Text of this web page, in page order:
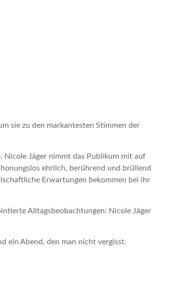
sie zu den markantesten Stimmen der
Nicole Jäger nimmt das Publikum mit auf
ehrlich, berührend und brüllend
Erwartungen bekommen bei ihr
Alltagsbeobachtungen: Nicole Jäger
ein Abend, den man nicht vergisst.